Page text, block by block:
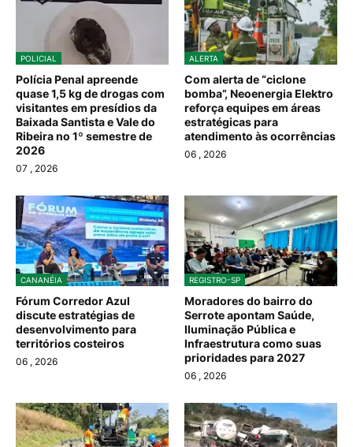
POLICIAL
Polícia Penal apreende
quase 1,5 kg de drogas com
visitantes em presídios da
Baixada Santista e Vale do
Ribeira no 1º semestre de
2026
07 , 2026
ALERTA
Com alerta de “ciclone
bomba”, Neoenergia Elektro
reforça equipes em áreas
estratégicas para
atendimento às ocorrências
06 , 2026
CANANÉIA
Fórum Corredor Azul
discute estratégias de
desenvolvimento para
territórios costeiros
06 , 2026
REGISTRO-SP
Moradores do bairro do
Serrote apontam Saúde,
Iluminação Pública e
Infraestrutura como suas
prioridades para 2027
06 , 2026